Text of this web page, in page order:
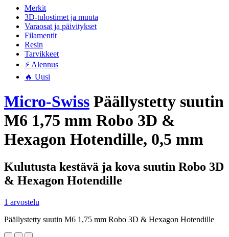
Merkit
3D-tulostimet ja muuta
Varaosat ja päivitykset
Filamentit
Resin
Tarvikkeet
⚡ Alennus
🔥 Uusi
Micro-Swiss Päällystetty suutin
M6 1,75 mm Robo 3D &
Hexagon Hotendille, 0,5 mm
Kulutusta kestävä ja kova suutin Robo 3D
& Hexagon Hotendille
1 arvostelu
Päällystetty suutin M6 1,75 mm Robo 3D & Hexagon Hotendille